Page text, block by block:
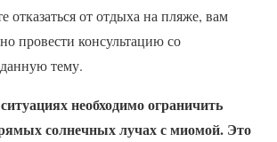
отказаться от отдыха на пляже, вам
провести консультацию со
тему.
необходимо ограничить
солнечных лучах с миомой. Это